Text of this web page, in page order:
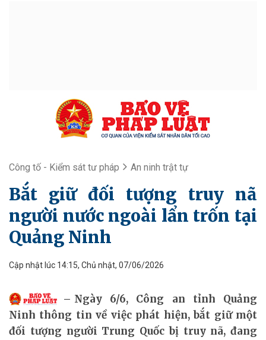
Công tố - Kiểm sát tư pháp An ninh trật tự
Bắt giữ đối tượng truy nã
người nước ngoài lẩn trốn tại
Quảng Ninh
Cập nhật lúc 14:15, Chủ nhật, 07/06/2026
Ngày 6/6, Công an tỉnh Quảng
Ninh thông tin về việc phát hiện, bắt giữ một
đối tượng người Trung Quốc bị truy nã, đang